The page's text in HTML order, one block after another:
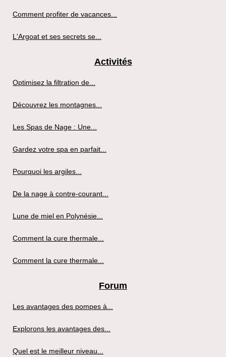
Comment profiter de vacances...
L'Argoat et ses secrets se...
Activités
Optimisez la filtration de...
Découvrez les montagnes...
Les Spas de Nage : Une...
Gardez votre spa en parfait...
Pourquoi les argiles...
De la nage à contre-courant...
Lune de miel en Polynésie...
Comment la cure thermale...
Comment la cure thermale...
Forum
Les avantages des pompes à...
Explorons les avantages des...
Quel est le meilleur niveau...